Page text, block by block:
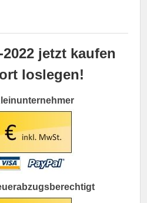
jetzt kaufen
loslegen!